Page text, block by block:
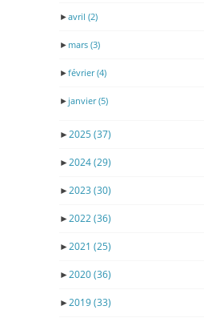
►avril (2)
► mars (3)
►février(4)
► janvier(5)
►2025(37)
►2024(29)
►2023 (30)
►2022(36)
►2021 (25)
►2020(36)
►2019(33)